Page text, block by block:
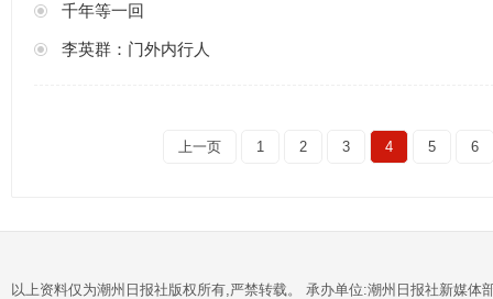
千年等一回
李英群：门外内行人
上一页 1 2 3 4 5 6
以上资料仅为潮州日报社版权所有,严禁转载。 承办单位:潮州日报社新媒体